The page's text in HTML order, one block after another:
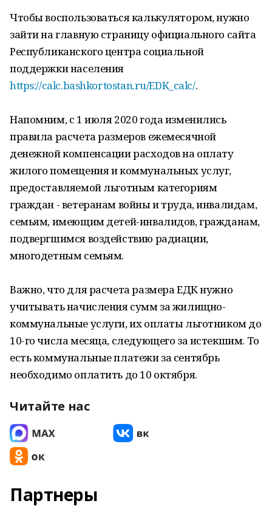
Чтобы воспользоваться калькулятором, нужно
зайти на главную страницу официального сайта
Республиканского центра социальной
поддержки населения
https://calc.bashkortostan.ru/EDK_calc/.
Напомним, с 1 июля 2020 года изменились
правила расчета размеров ежемесячной
денежной компенсации расходов на оплату
жилого помещения и коммунальных услуг,
предоставляемой льготным категориям
граждан - ветеранам войны и труда, инвалидам,
семьям, имеющим детей-инвалидов, гражданам,
подвергшимся воздействию радиации,
многодетным семьям.
Важно, что для расчета размера ЕДК нужно
учитывать начисления сумм за жилищно-
коммунальные услуги, их оплаты льготником до
10-го числа месяца, следующего за истекшим. То
есть коммунальные платежи за сентябрь
необходимо оплатить до 10 октября.
Читайте нас
Партнеры